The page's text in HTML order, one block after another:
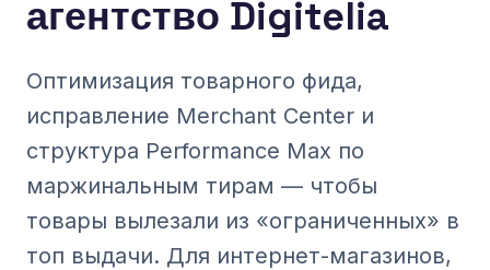
агентство Digitelia
Оптимизация товарного фида,
исправление Merchant Center и
структура Performance Max по
маржинальным тирам — чтобы
товары вылезали из «ограниченных» в
топ выдачи. Для интернет-магазинов,